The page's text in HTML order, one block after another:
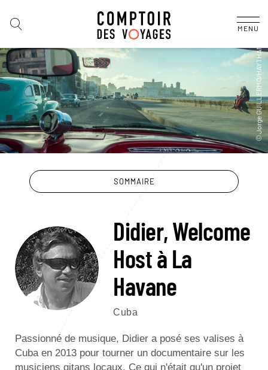
MENU
SOMMAIRE
Didier, Welcome
Host à La
Havane
Cuba
Passionné de musique, Didier a posé ses valises à
Cuba en 2013 pour tourner un documentaire sur les
musiciens gitans locaux. Ce qui n'était qu'un projet